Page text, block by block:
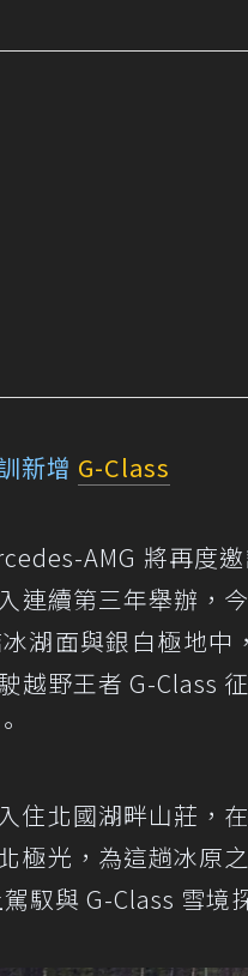
新增 G-Class
AMG 將再度
連續第三年舉辦，
湖面與銀白極地中
越野王者 G-Class
住北國湖畔山莊，
極光，為這趟冰原
馭與 G-Class 雪境